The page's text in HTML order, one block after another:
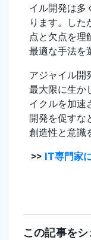
イル開発は多
ります。した
点と欠点を理
最適な手法を
アジャイル開
最大限に生か
イクルを加速
開発を促すな
創造性と意識
>> IT専門家
この記事を